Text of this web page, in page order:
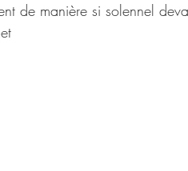
de manière si solennel